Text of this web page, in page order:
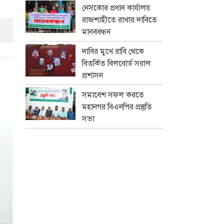
নেসকোর প্রধান কার্যালয়
রাজশাহীতে রাখার দাবিতে
মানববন্ধন
দাবির মুখে রাবি থেকে
বিতর্কিত বিলবোর্ড সরাল
প্রশাসন
সমাবেশ সফল করতে
মহানগর বিএনপির প্রস্তুতি
সভা